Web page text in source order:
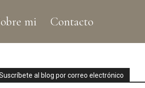
mi Contacto
al blog por correo electrónico